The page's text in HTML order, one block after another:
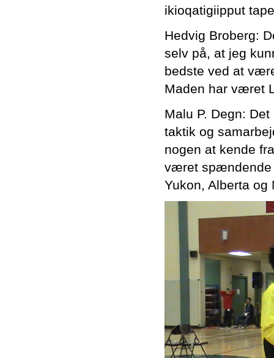
ikioqatigiipput
Hedvig Broberg:
selv på, at jeg
bedste ved at
Maden har været
Malu P. Degn:
taktik og
nogen at kende
været spændende
Yukon, Alberta og